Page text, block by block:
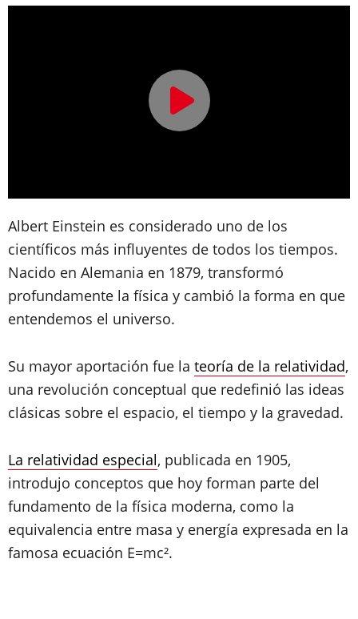
Albert Einstein es considerado uno de los
científicos más influyentes de todos los tiempos.
Nacido en Alemania en 1879, transformó
profundamente la física y cambió la forma en que
entendemos el universo.
Su mayor aportación fue la teoría de la relatividad,
una revolución conceptual que redefinió las ideas
clásicas sobre el espacio, el tiempo y la gravedad.
La relatividad especial, publicada en 1905,
introdujo conceptos que hoy forman parte del
fundamento de la física moderna, como la
equivalencia entre masa y energía expresada en la
famosa ecuación E=mc².